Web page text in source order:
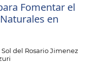
Fomentar el
en
del Rosario Jimenez